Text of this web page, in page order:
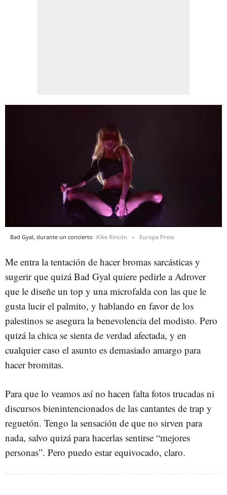
Bad Gyal, durante un concierto Kike Rincón Europa Press
Me entra la tentación de hacer bromas sarcásticas y
sugerir que quizá Bad Gyal quiere pedirle a Adrover
que le diseñe un top y una microfalda con las que le
gusta lucir el palmito, y hablando en favor de los
palestinos se asegura la benevolencia del modisto. Pero
quizá la chica se sienta de verdad afectada, y en
cualquier caso el asunto es demasiado amargo para
hacer bromitas.
Para que lo veamos así no hacen falta fotos trucadas ni
discursos bienintencionados de las cantantes de trap y
reguetón. Tengo la sensación de que no sirven para
nada, salvo quizá para hacerlas sentirse “mejores
personas”. Pero puedo estar equivocado, claro.